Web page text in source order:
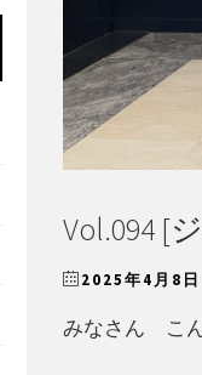
Vol.094 [
2025年4月8日
みなさん こん